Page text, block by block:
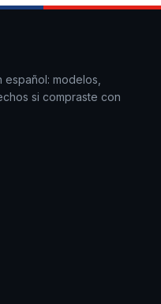
modelos,
si compraste con